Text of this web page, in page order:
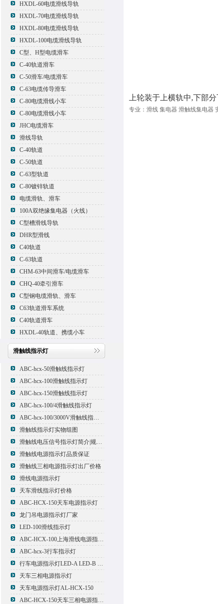
HXDL-60电缆滑线导轨
HXDL-70电缆滑线导轨
HXDL-80电缆滑线导轨
HXDL-100电缆滑线导轨
C型、H型电缆滑车
C-40轨道滑车
C-50滑车/电缆滑车
C-63电缆传导滑车
C-80电缆滑线小车
C-80电缆滑线小车
JHC电缆滑车
滑线导轨
C-40轨道
C-50轨道
C-63型轨道
C-80镀锌轨道
电缆滑轨、滑车
100A双绝缘集电器（火线）
C型槽滑线导轨
DHR型滑线
C40轨道
C-63轨道
CHM-63中间滑车/电缆滑车
CHQ-40牵引滑车
C型钢电缆滑轨、滑车
C63轨道滑车系统
C40轨道滑车
HXDL-40轨道、携缆小车
滑触线指示灯
ABC-hcx-50滑触线指示灯
ABC-hcx-100滑触线指示灯
ABC-hcx-150滑触线指示灯
ABC-hcx-100/4滑触线指示灯
ABC-hcx-100/3000V滑触线指示灯
滑触线指示灯实物组图
滑触线电压信号指示灯简介|规格|型号
滑触线电源指示灯品质保证
滑触线三相电源指示灯出厂价格
滑线电源指示灯
天车滑线指示灯价格
ABC-HCX-150天车电源指示灯
龙门吊电源指示灯厂家
LED-100滑线指示灯
ABC-HCX-100上海滑线电源指示灯厂家
ABC-hcx-3行车指示灯
行车电源指示灯LED-A LED-B LED-C
天车三相电源指示灯
天车电源指示灯AL-HCX-150
ABC-HCX-150天车三相电源指示灯出厂价格
上轮装于上横轨中,下部
专业：滑线 集电器 滑触线集电器